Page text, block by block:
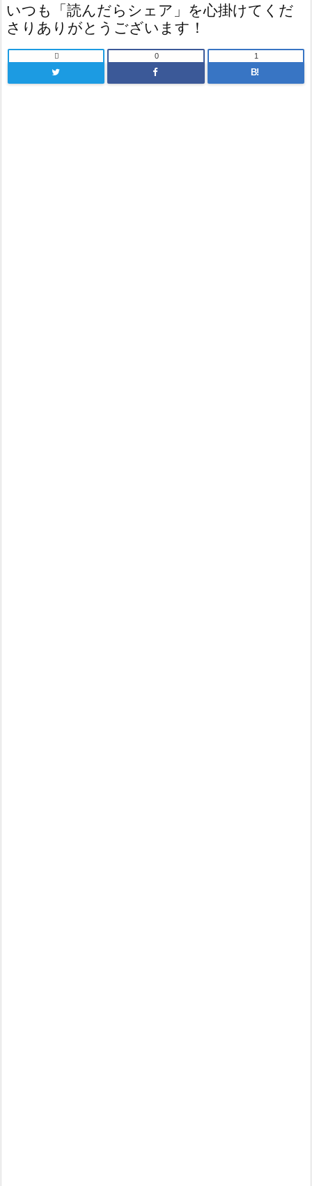
いつも「読んだらシェア」を心掛けてくだ
さりありがとうございます！
 0
B!
1